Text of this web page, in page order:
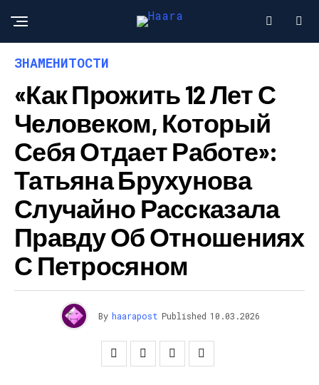
ЗНАМЕНИТОСТИ
«Как Прожить 12 Лет С
Человеком, Который
Себя Отдает Работе»:
Татьяна Брухунова
Случайно Рассказала
Правду Об Отношениях
С Петросяном
By haarapost Published 10.03.2026